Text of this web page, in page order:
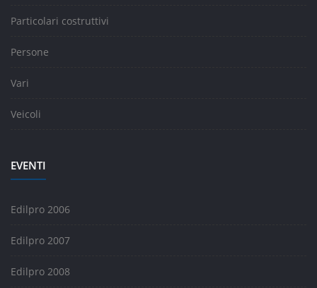
Particolari costruttivi
Persone
Vari
Veicoli
EVENTI
Edilpro 2006
Edilpro 2007
Edilpro 2008